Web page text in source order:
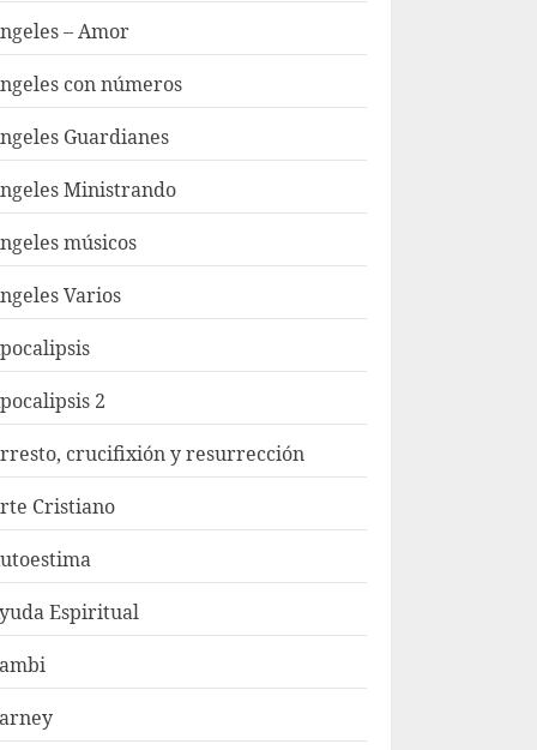
– Amor
con números
Guardianes
Ministrando
músicos
Varios
2
crucifixión y resurrección
Cristiano
Espiritual